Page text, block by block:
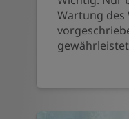
Wartung des